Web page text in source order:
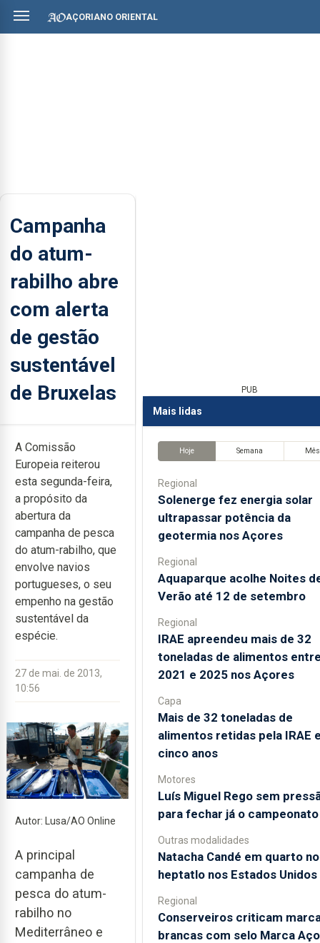
AÇORIANO ORIENTAL
Campanha
do atum-
rabilho abre
com alerta
de gestão
sustentável
de Bruxelas
A Comissão
Europeia reiterou
esta segunda-feira,
a propósito da
abertura da
campanha de pesca
do atum-rabilho, que
envolve navios
portugueses, o seu
empenho na gestão
sustentável da
espécie.
27 de mai. de 2013,
10:56
Autor: Lusa/AO Online
A principal
campanha de
pesca do atum-
rabilho no
Mediterrâneo e
PUB
Mais lidas
Hoje Semana Mês
Regional
Solenerge fez energia solar
ultrapassar potência da
geotermia nos Açores
Regional
Aquaparque acolhe Noites
Verão até 12 de setembro
Regional
IRAE apreendeu mais de 32
toneladas de alimentos
2021 e 2025 nos Açores
Capa
Mais de 32 toneladas de
alimentos retidas pela IRAE
cinco anos
Motores
Luís Miguel Rego sem
para fechar já o campeonato
Outras modalidades
Natacha Candé em quarto no
heptatlo nos Estados Unidos
Regional
Conserveiros criticam
brancas com selo Marca